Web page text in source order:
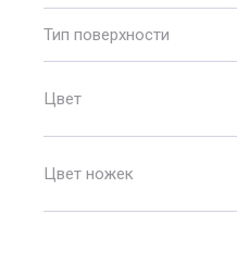
Тип поверхности
Цвет
Цвет ножек